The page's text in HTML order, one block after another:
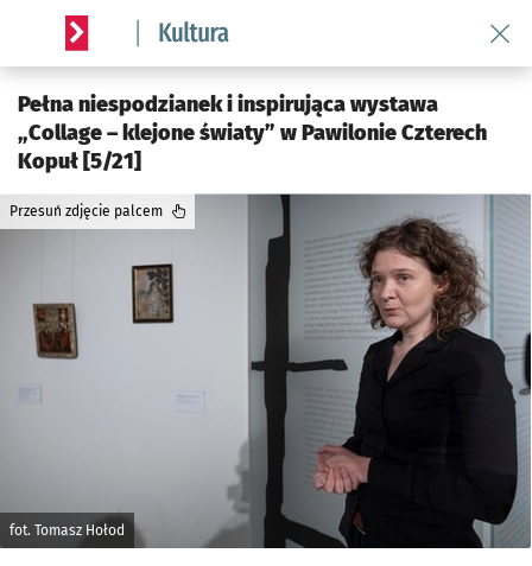
Serwis informacyjny wroclaw.pl podserwis: Kultura
Pełna niespodzianek i inspirująca wystawa
„Collage – klejone światy” w Pawilonie Czterech
Kopuł [5/21]
fot. Tomasz Hołod
Przesuń zdjęcie palcem